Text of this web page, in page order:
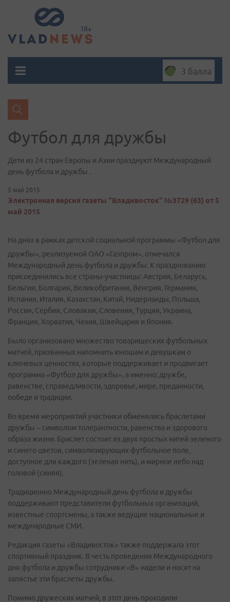
3 балла
Футбол для дружбы
Дети из 24 стран Европы и Азии празднуют Международный
день футбола и дружбы .
5 май 2015
Электронная версия газеты "Владивосток" №3729 (63) от 5
май 2015
На днях в рамках детской социальной программы «Футбол для
дружбы», реализуемой ОАО «Газпром», отмечался
Международный день футбола и дружбы. К празднованию
присоединились все страны-участницы: Австрия, Беларусь,
Бельгия, Болгария, Великобритания, Венгрия, Германия,
Испания, Италия, Казахстан, Китай, Нидерланды, Польша,
Россия, Сербия, Словакия, Словения, Турция, Украина,
Франция, Хорватия, Чехия, Швейцария и Япония.
Было организовано множество товарищеских футбольных
матчей, призванных напомнить юношам и девушкам о
ключевых ценностях, которые поддерживает и продвигает
программа «Футбол для дружбы», а именно: дружбе,
равенстве, справедливости, здоровье, мире, преданности,
победе и традиции.
Во время мероприятий участники обменялись браслетами
дружбы – символом толерантности, равенства и здорового
образа жизни. Браслет состоит из двух простых нитей зеленого
и синего цветов, символизирующих футбольное поле,
доступное для каждого (зеленая нить), и мирное небо над
головой (синяя).
Традиционно Международный день футбола и дружбы
поддерживают представители футбольных организаций,
известные спортсмены, а также ведущие национальные и
международные СМИ.
Редакция газеты «Владивосток» также поддержала этот
спортивный праздник. В честь проведения Международного
дня футбола и дружбы сотрудники «В» надели и носят на
запястье эти браслеты дружбы.
Помимо дружеских матчей, в этот день проходили